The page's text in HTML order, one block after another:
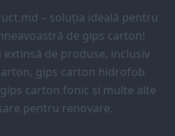
– soluția ideală pentru
de gips carton!
de produse, inclusiv
gips carton hidrofob
carton fonic și multe alte
pentru renovare.